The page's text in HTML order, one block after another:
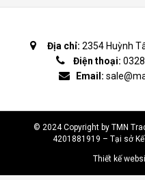
Địa chỉ: 2354 Huỳnh
Điện thoại:
Email:
© 2024 Copyright by TMN
4201881919 – Tại sở
Thiết kế